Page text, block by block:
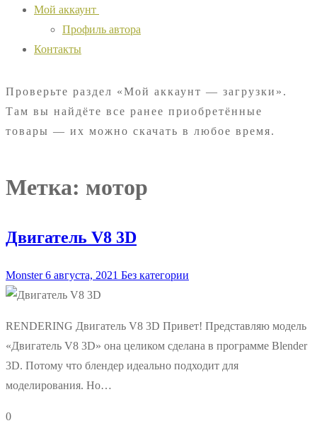
Мой аккаунт
Профиль автора
Контакты
Проверьте раздел «Мой аккаунт — загрузки».
Там вы найдёте все ранее приобретённые
товары — их можно скачать в любое время.
Метка: мотор
Двигатель V8 3D
Monster 6 августа, 2021 Без категории
RENDERING Двигатель V8 3D Привет! Представляю модель
«Двигатель V8 3D» она целиком сделана в программе Blender
3D. Потому что блендер идеально подходит для
моделирования. Но…
0